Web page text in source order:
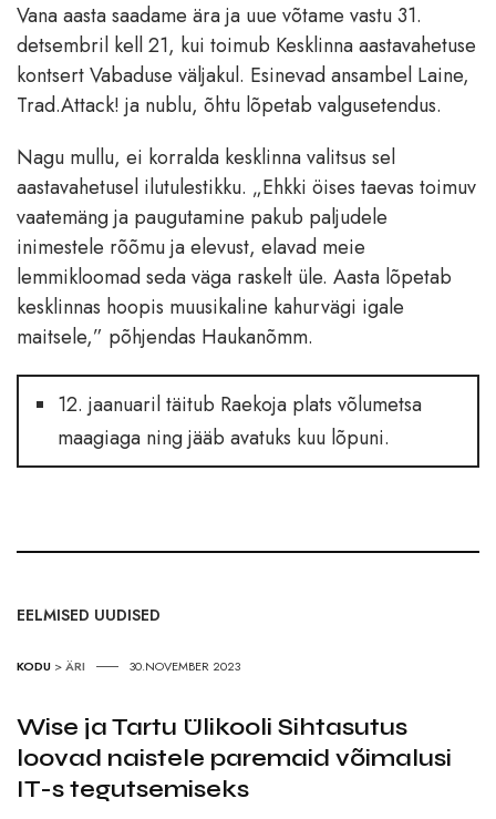
Vana aasta saadame ära ja uue võtame vastu 31.
detsembril kell 21, kui toimub Kesklinna aastavahetuse
kontsert Vabaduse väljakul. Esinevad ansambel Laine,
Trad.Attack! ja nublu, õhtu lõpetab valgusetendus.
Nagu mullu, ei korralda kesklinna valitsus sel
aastavahetusel ilutulestikku. „Ehkki öises taevas toimuv
vaatemäng ja paugutamine pakub paljudele
inimestele rõõmu ja elevust, elavad meie
lemmikloomad seda väga raskelt üle. Aasta lõpetab
kesklinnas hoopis muusikaline kahurvägi igale
maitsele,” põhjendas Haukanõmm.
12. jaanuaril täitub Raekoja plats võlumetsa
maagiaga ning jääb avatuks kuu lõpuni.
EELMISED UUDISED
KODU >ÄRI 30.NOVEMBER 2023
Wise ja Tartu Ülikooli Sihtasutus
loovad naistele paremaid võimalusi
IT-s tegutsemiseks